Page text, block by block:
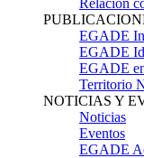
Relación
EGADE
EGADE
EGADE
Territorio
NOTICIAS Y
Noticias
Eventos
EGADE